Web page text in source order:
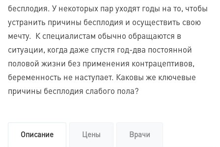
бесплодия. У некоторых пар уходят годы на то, чтобы
устранить причины бесплодия и осуществить свою
мечту. К специалистам обычно обращаются в
ситуации, когда даже спустя год-два постоянной
половой жизни без применения контрацептивов,
беременность не наступает. Каковы же ключевые
причины бесплодия слабого пола?
Описание Цены Врачи